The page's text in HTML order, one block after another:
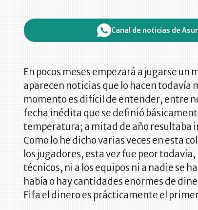
Canal de noticias de
En pocos meses empezará a jugarse un
aparecen noticias que lo hacen todavía
momento es difícil de entender, entre
fecha inédita que se definió
temperatura; a mitad de año resultaba
Como lo he dicho varias veces en esta
los jugadores, esta vez fue peor
técnicos, ni a los equipos ni a nadie se
había o hay cantidades enormes de
Fifa el dinero es prácticamente el